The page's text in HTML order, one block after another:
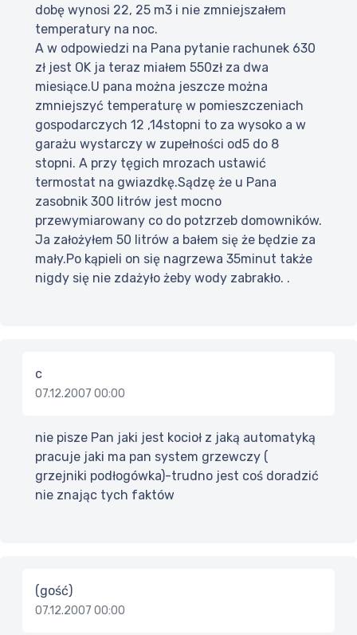
dobę wynosi 22, 25 m3 i nie zmniejszałem
temperatury na noc.
A w odpowiedzi na Pana pytanie rachunek 630
zł jest OK ja teraz miałem 550zł za dwa
miesiące.U pana można jeszcze można
zmniejszyć temperaturę w pomieszczeniach
gospodarczych 12 ,14stopni to za wysoko a w
garażu wystarczy w zupełności od5 do 8
stopni. A przy tęgich mrozach ustawić
termostat na gwiazdkę.Sądzę że u Pana
zasobnik 300 litrów jest mocno
przewymiarowany co do potzrzeb domowników.
Ja założyłem 50 litrów a bałem się że będzie za
mały.Po kąpieli on się nagrzewa 35minut także
nigdy się nie zdażyło żeby wody zabrakło. .
c
07.12.2007 00:00
nie pisze Pan jaki jest kocioł z jaką automatyką
pracuje jaki ma pan system grzewczy (
grzejniki podłogówka)-trudno jest coś doradzić
nie znając tych faktów
(gość)
07.12.2007 00:00